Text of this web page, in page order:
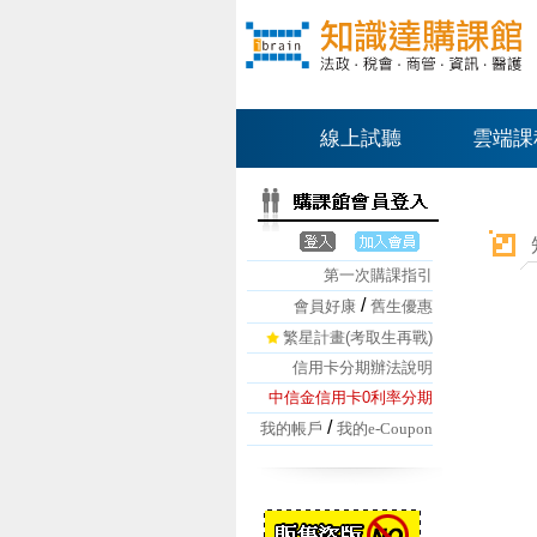
線上試聽 雲端
第一次購課指引
會員好康 / 舊生優惠
繁星計畫(考取生再戰)
信用卡分期辦法說明
中信金信用卡0利率分期
我的帳戶 / 我的e-Coupon